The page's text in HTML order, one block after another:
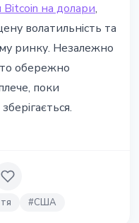
Bitcoin на долари,
волатильність та
ринку. Незалежно
обережно
поки
#США